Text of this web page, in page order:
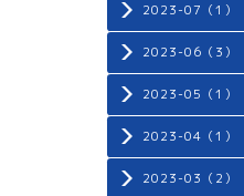
2023-07（1）
2023-06（3）
2023-05（1）
2023-04（1）
2023-03（2）